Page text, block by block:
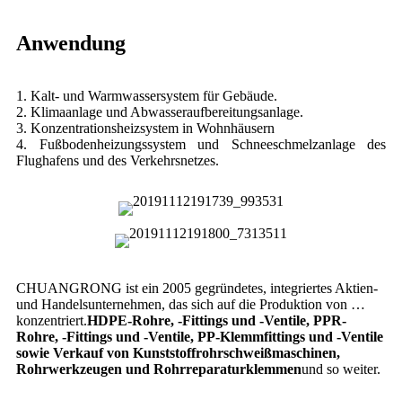
Anwendung
1. Kalt- und Warmwassersystem für Gebäude.
2. Klimaanlage und Abwasseraufbereitungsanlage.
3. Konzentrationsheizsystem in Wohnhäusern
4. Fußbodenheizungssystem und Schneeschmelzanlage des
Flughafens und des Verkehrsnetzes.
CHUANGRONG ist ein 2005 gegründetes, integriertes Aktien-
und Handelsunternehmen, das sich auf die Produktion von …
konzentriert.HDPE-Rohre, -Fittings und -Ventile, PPR-
Rohre, -Fittings und -Ventile, PP-Klemmfittings und -Ventile
sowie Verkauf von Kunststoffrohrschweißmaschinen,
Rohrwerkzeugen und Rohrreparaturklemmenund so weiter.